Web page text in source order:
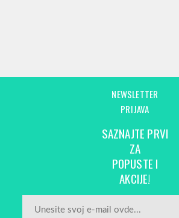
NEWSLETTER
PRIJAVA
SAZNAJTE PRVI
ZA
POPUSTE I
AKCIJE!